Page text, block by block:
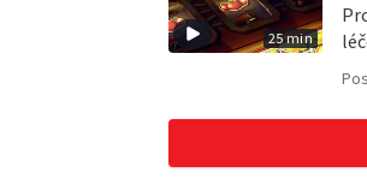
25 min